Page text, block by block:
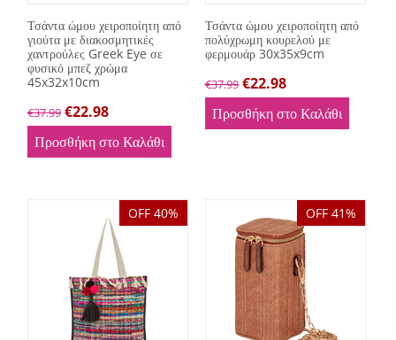
Τσάντα ώμου χειροποίητη από
γιούτα με διακοσμητικές
χαντρούλες Greek Eye σε
φυσικό μπεζ χρώμα
45x32x10cm
€37.99 €22.98
Προσθήκη στο Καλάθι
Τσάντα ώμου χειροποίητη από
πολύχρωμη κουρελού με
φερμουάρ 30x35x9cm
€37.99 €22.98
Προσθήκη στο Καλάθι
OFF 40% OFF 41%